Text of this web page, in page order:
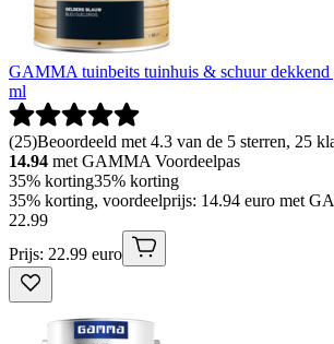
GAMMA tuinbeits tuinhuis & schuur dekkend
ml
(25)Beoordeeld met 4.3 van de 5 sterren, 25
14.94 met GAMMA Voordeelpas
35% korting35% korting
35% korting, voordeelprijs: 14.94 euro met
22.99
Prijs: 22.99 euro